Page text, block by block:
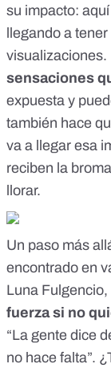
su impacto:
llegando a
visualizaciones.
sensaciones
expuesta y
también hace
va a llegar esa
reciben la broma
llorar.
Un paso más
encontrado en
Luna Fulgencio,
fuerza si no
“La gente dice
no hace falta”.